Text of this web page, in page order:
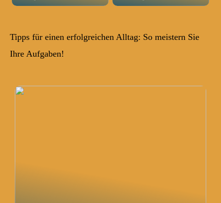
Tipps für einen erfolgreichen Alltag: So meistern Sie
Ihre Aufgaben!